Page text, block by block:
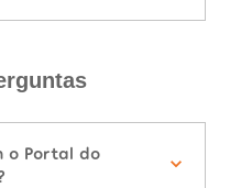
o Portal do